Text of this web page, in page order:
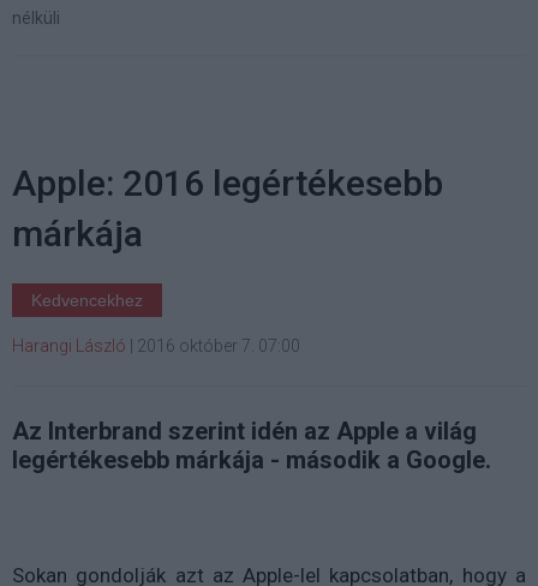
nélküli
Apple: 2016 legértékesebb
márkája
Kedvencekhez
Harangi László 2016 október 7. 07:00
Az Interbrand szerint idén az Apple a világ
legértékesebb márkája - második a Google.
Sokan gondolják azt az Apple-lel kapcsolatban, hogy a